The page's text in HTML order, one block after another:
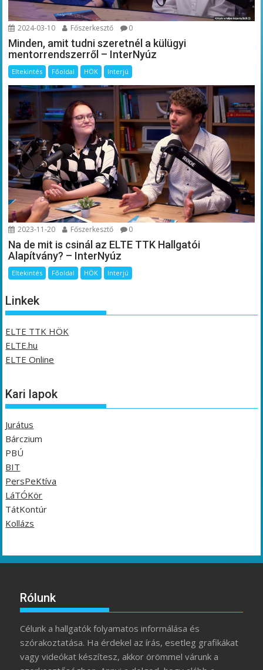
2024-03-10 Főszerkesztő 0
Minden, amit tudni szeretnél a külügyi
mentorrendszerről – InterNyúz
Eltekintés Főoldal HÖK Interjú
2023-11-20 Főszerkesztő 0
Na de mit is csinál az ELTE TTK Hallgatói
Alapítvány? – InterNyúz
Eltekintés Főoldal HÖK Interjú
Linkek
ELTE TTK HÖK
ELTE.hu
ELTE Online
Kari lapok
Jurátus
Bárczium
PBÚ
BIT
PersPeKtíva
LáTÓKör
TátKontúr
Kollázs
Rólunk
Célunk a hallgatók folyamatos informálása és
szórakoztatása. Ha érdekel az írás, esetleg grafikákat
vagy videókat készítesz, akkor örömmel várunk a